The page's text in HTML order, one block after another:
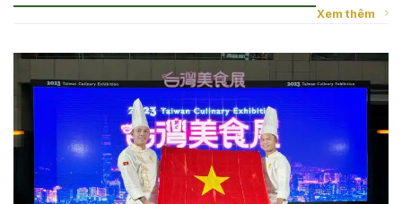
Xem thêm